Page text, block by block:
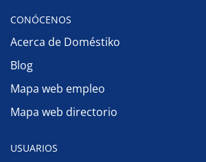
CONÓCENOS
Acerca de Doméstiko
Blog
Mapa web empleo
Mapa web directorio
USUARIOS